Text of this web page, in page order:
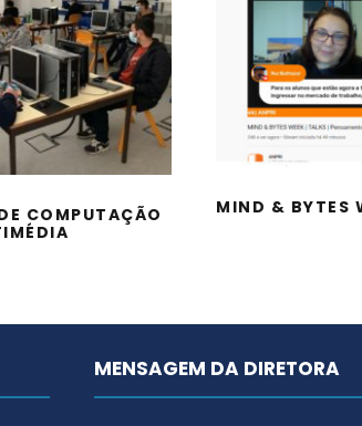
DE
GRÁFICA
COMPUTAÇÃO
MIND &
MIND & BYTES
MENSAGEM DA DIRETORA